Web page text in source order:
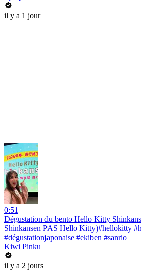
il y a 1 jour
0:51
Dégustation du bento Hello Kitty
Shinkansen PAS Hello Kitty)#hellokitty
#dégustationjaponaise #ekiben #sanrio
Kiwi Pinku
il y a 2 jours